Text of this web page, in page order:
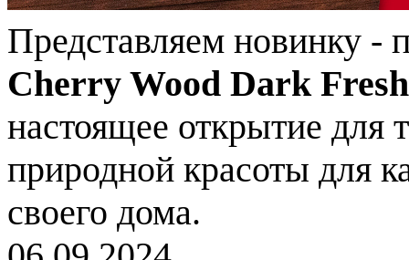
Представляем новинку -
Cherry Wood Dark
настоящее открытие для
природной красоты для
своего дома.